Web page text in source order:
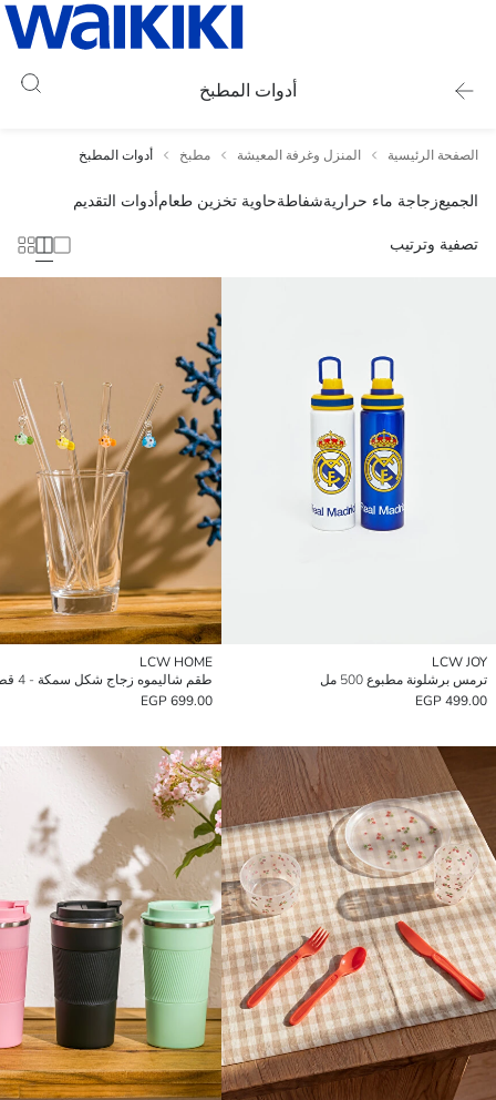
أدوات المطبخ
الصفحة الرئيسية المنزل وغرفة المعيشة مطبخ أدوات المطبخ
الجميعزجاجة ماء حراريةشفاطةحاوية تخزين طعامأدوات التقديم
تصفية وترتيب
LCW JOY
ترمس برشلونة مطبوع 500 مل
499.00 EGP
LCW HOME
طقم شاليموه زجاج شكل سمكة - 4 قطع
699.00 EGP